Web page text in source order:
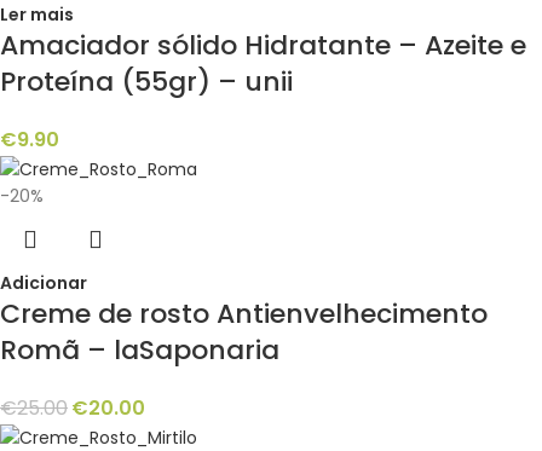
Ler mais
Amaciador sólido Hidratante – Azeite e
Proteína (55gr) – unii
€9.90
-20%
Adicionar
Creme de rosto Antienvelhecimento
Romã – laSaponaria
€25.00€20.00